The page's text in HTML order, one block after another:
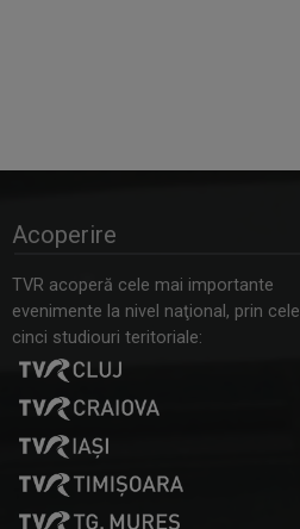
Acoperire
TVR acoperă cele mai importante
evenimente la nivel naţional, prin cele
cinci studiouri teritoriale: